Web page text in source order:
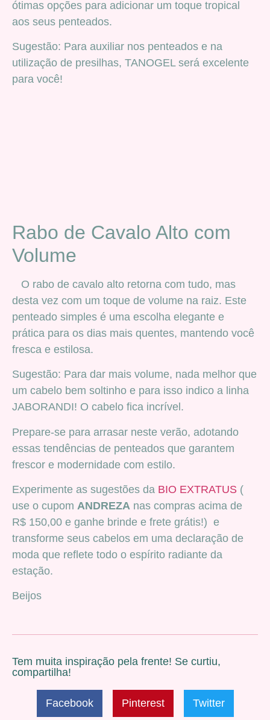
ótimas opções para adicionar um toque tropical
aos seus penteados.
Sugestão: Para auxiliar nos penteados e na
utilização de presilhas, TANOGEL será excelente
para você!
Rabo de Cavalo Alto com
Volume
O rabo de cavalo alto retorna com tudo, mas
desta vez com um toque de volume na raiz. Este
penteado simples é uma escolha elegante e
prática para os dias mais quentes, mantendo você
fresca e estilosa.
Sugestão: Para dar mais volume, nada melhor que
um cabelo bem soltinho e para isso indico a linha
JABORANDI! O cabelo fica incrível.
Prepare-se para arrasar neste verão, adotando
essas tendências de penteados que garantem
frescor e modernidade com estilo.
Experimente as sugestões da BIO EXTRATUS (
use o cupom ANDREZA nas compras acima de
R$ 150,00 e ganhe brinde e frete grátis!) e
transforme seus cabelos em uma declaração de
moda que reflete todo o espírito radiante da
estação.
Beijos
Tem muita inspiração pela frente! Se curtiu,
compartilha!
Facebook Pinterest Twitter